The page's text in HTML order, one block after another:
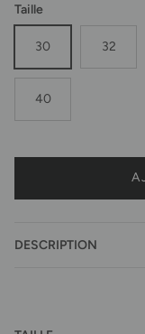
Taille
30 32
40
DESCRIPTION